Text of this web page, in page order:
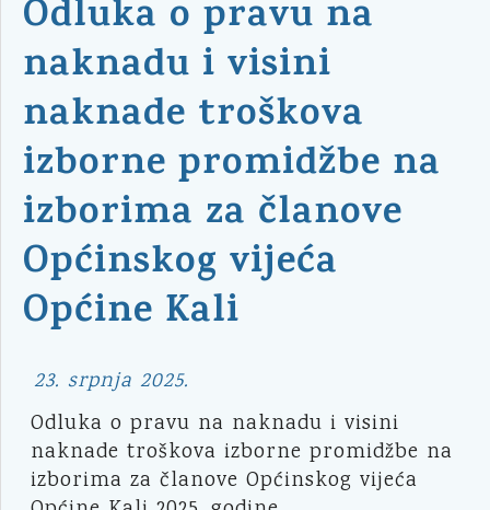
Odluka o pravu na
naknadu i visini
naknade troškova
izborne promidžbe na
izborima za članove
Općinskog vijeća
Općine Kali
23. srpnja 2025.
Odluka o pravu na naknadu i visini
naknade troškova izborne promidžbe na
izborima za članove Općinskog vijeća